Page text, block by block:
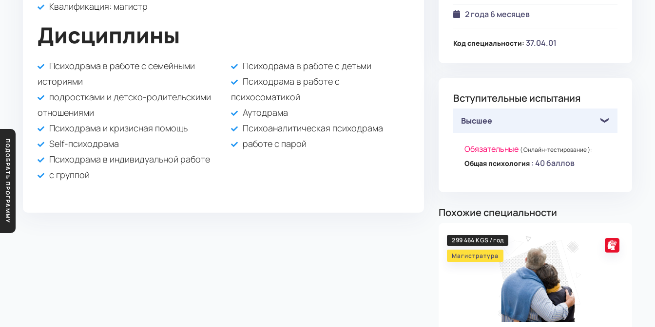
Квалификация: магистр
Дисциплины
Психодрама в работе с семейными
историями
подростками и детско-родительскими
отношениями
Психодрама и кризисная помощь
Self-психодрама
Психодрама в индивидуальной работе
с группой
Психодрама в работе с детьми
Психодрама в работе с
психосоматикой
Аутодрама
Психоаналитическая психодрама
работе с парой
2 года 6 месяцев
Код специальности: 37.04.01
Вступительные испытания
Высшее
Обязательные ( Онлайн-тестирование ):
Общая психология : 40 баллов
Похожие специальности
299 464 KGS / год
Магистратура
ПОДОБРАТЬ ПРОГРАММУ